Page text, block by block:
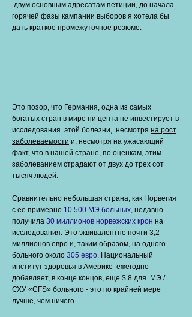
двум основным адресатам петиции, до начала
горячей фазы кампании выборов я хотела бы
дать краткое промежуточное резюме.
Это позор, что Германия, одна из самых
богатых стран в мире ни цента не инвестирует в
исследования этой болезни, несмотря на рост
заболеваемости и, несмотря на ужасающий
факт, что в нашей стране, по оценкам, этим
заболеванием страдают от двух до трех сот
тысяч людей.
Сравнительно небольшая страна, как Норвегия
с ее примерно 10 500 МЭ больных, недавно
получила 30 миллионов норвежских крон на
исследования. Это эквивалентно почти 3,2
миллионов евро и, таким образом, на одного
больного около 305 евро. Национальный
институт здоровья в Америке ежегодно
добавляет, в конце концов, еще $ 8 для МЭ /
СХУ «CFS» больного - это по крайней мере
лучше, чем ничего.